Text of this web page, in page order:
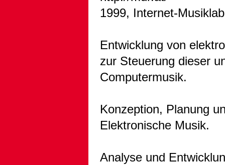
1999, Internet-
Entwicklung von
zur Steuerung dieser
Computermusik.
Konzeption, Planung
Elektronische Musik.
Analyse und